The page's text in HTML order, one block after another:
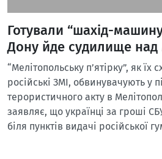
Готували “шахід-
Дону йде судилище над
“Мелітопольську п’ятірку”, як їх
російські ЗМІ, обвинувачують у
терористичного акту в
заявляє, що українці за гроші
біля пунктів видачі російської